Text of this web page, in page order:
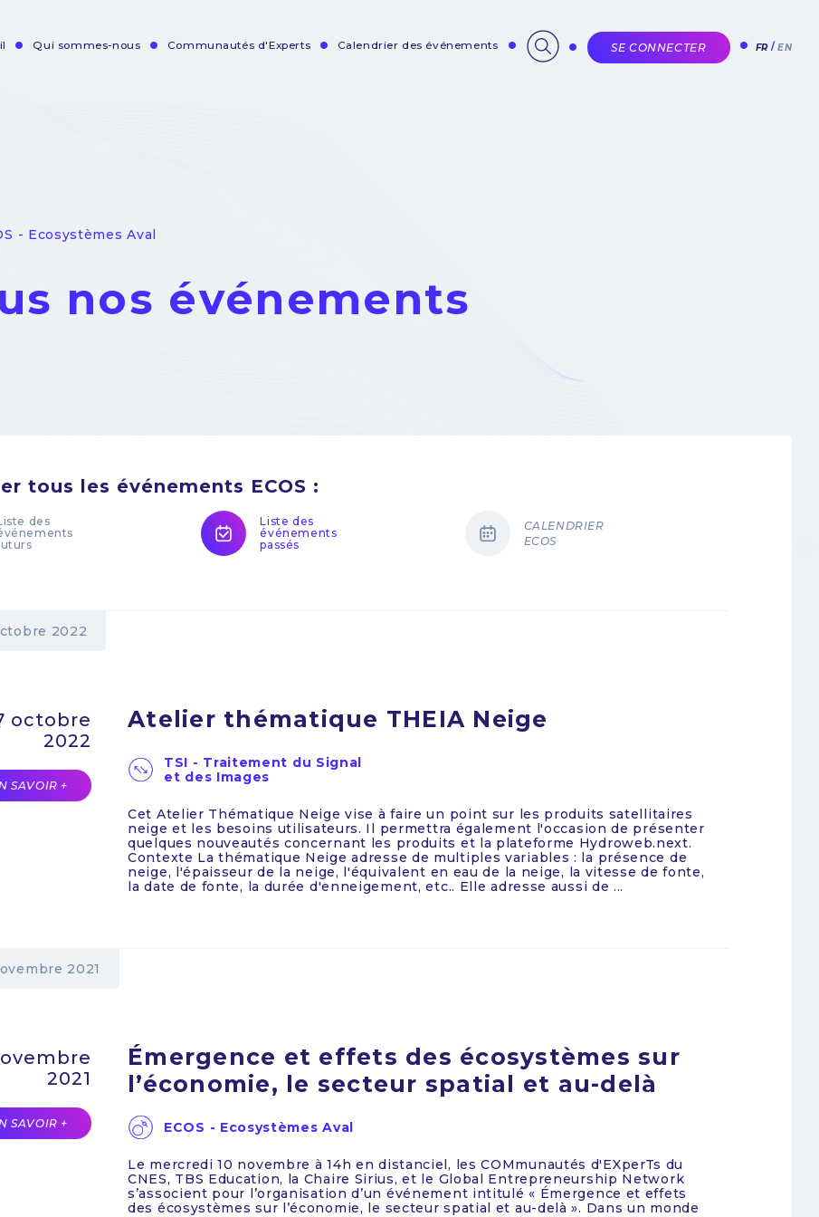
Qui sommes-nous Communautés d'Experts Calendrier des événements SE CONNECTER FR EN
- Ecosystèmes Aval
nos événements
tous les événements ECOS :
des
Liste des
événements
passés
CALENDRIER
ECOS
2022
octobre
2022
SAVOIR +
Atelier thématique THEIA Neige
TSI - Traitement du Signal
et des Images
Cet Atelier Thématique Neige vise à faire un point sur les produits satellitaires
neige et les besoins utilisateurs. Il permettra également l'occasion de présenter
quelques nouveautés concernant les produits et la plateforme Hydroweb.next.
Contexte La thématique Neige adresse de multiples variables : la présence de
neige, l'épaisseur de la neige, l'équivalent en eau de la neige, la vitesse de fonte,
la date de fonte, la durée d'enneigement, etc.. Elle adresse aussi de ...
2021
2021
SAVOIR +
Émergence et effets des écosystèmes sur
l’économie, le secteur spatial et au-delà
ECOS - Ecosystèmes Aval
Le mercredi 10 novembre à 14h en distanciel, les COMmunautés d'EXperTs du
CNES, TBS Education, la Chaire Sirius, et le Global Entrepreneurship Network
s’associent pour l’organisation d’un événement intitulé « Émergence et effets
des écosystèmes sur l’économie, le secteur spatial et au-delà ». Dans un monde